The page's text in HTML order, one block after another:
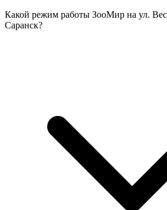
Какой режим работы ЗооМир на ул.
Саранск?